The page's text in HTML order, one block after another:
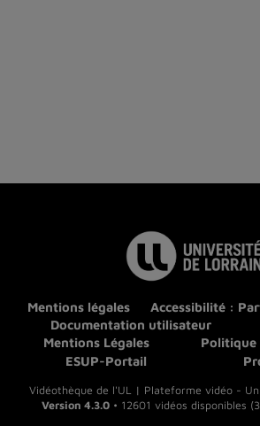
Mentions légales
Accessibilité :
Documentation utilisateur
Mentions Légales
ESUP-Portail
Vidéothèque de l'UL | Plateforme vidéo -
Version 4.3.0 • 12601 vidéos disponibles